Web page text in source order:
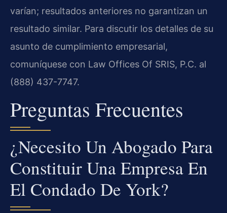
varían; resultados anteriores no garantizan un
resultado similar. Para discutir los detalles de su
asunto de cumplimiento empresarial,
comuníquese con Law Offices Of SRIS, P.C. al
(888) 437-7747.
Preguntas Frecuentes
¿Necesito Un Abogado Para
Constituir Una Empresa En
El Condado De York?